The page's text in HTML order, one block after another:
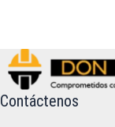
Contáctenos